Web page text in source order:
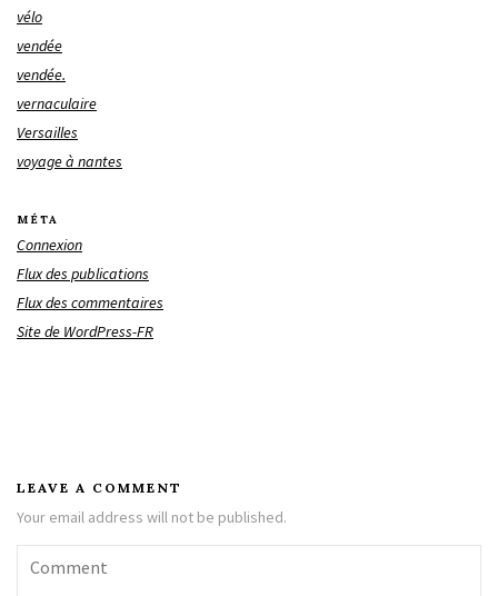
vélo
vendée
vendée.
vernaculaire
Versailles
voyage à nantes
MÉTA
Connexion
Flux des publications
Flux des commentaires
Site de WordPress-FR
LEAVE A COMMENT
Your email address will not be published.